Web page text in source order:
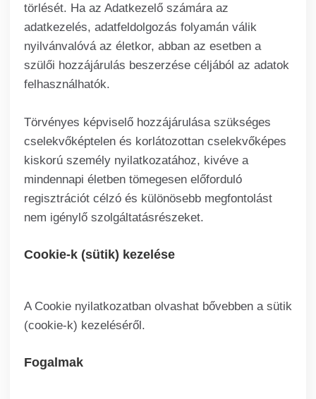
törlését. Ha az Adatkezelő számára az
adatkezelés, adatfeldolgozás folyamán válik
nyilvánvalóvá az életkor, abban az esetben a
szülői hozzájárulás beszerzése céljából az adatok
felhasználhatók.
Törvényes képviselő hozzájárulása szükséges
cselekvőképtelen és korlátozottan cselekvőképes
kiskorú személy nyilatkozatához, kivéve a
mindennapi életben tömegesen előforduló
regisztrációt célzó és különösebb megfontolást
nem igénylő szolgáltatásrészeket.
Cookie-k (sütik) kezelése
A Cookie nyilatkozatban olvashat bővebben a sütik
(cookie-k) kezeléséről.
Fogalmak